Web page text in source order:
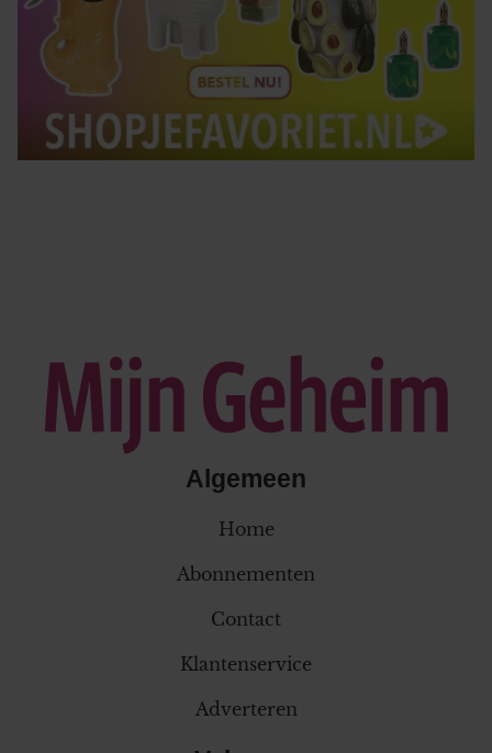
Algemeen
Home
Abonnementen
Contact
Klantenservice
Adverteren